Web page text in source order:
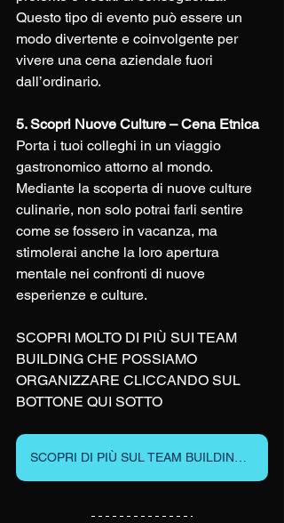
Questo tipo di evento può essere un
modo divertente e coinvolgente per
vivere una cena aziendale fuori
dall’ordinario.
5. Scopri Nuove Culture – Cena Etnica
Porta i tuoi colleghi in un viaggio
gastronomico attorno al mondo.
Mediante la scoperta di nuove culture
culinarie, non solo potrai farli sentire
come se fossero in vacanza, ma
stimolerai anche la loro apertura
mentale nei confronti di nuove
esperienze e culture.
SCOPRI MOLTO DI PIÙ SUI TEAM
BUILDING CHE POSSIAMO
ORGANIZZARE CLICCANDO SUL
BOTTONE QUI SOTTO